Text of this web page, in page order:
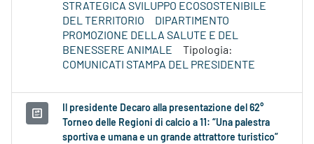
STRATEGICA SVILUPPO ECOSOSTENIBILE
DEL TERRITORIO
DIPARTIMENTO
PROMOZIONE DELLA SALUTE E DEL
BENESSERE ANIMALE
Tipologia:
COMUNICATI STAMPA DEL PRESIDENTE
Il presidente Decaro alla presentazione del 62°
Torneo delle Regioni di calcio a 11: “Una palestra
sportiva e umana e un grande attrattore turistico”